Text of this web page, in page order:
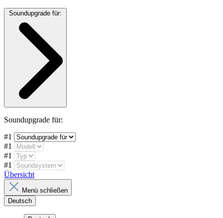
Soundupgrade für:
Soundupgrade für:
#1
#1
#1
#1
Übersicht
Menü schließen
Deutsch